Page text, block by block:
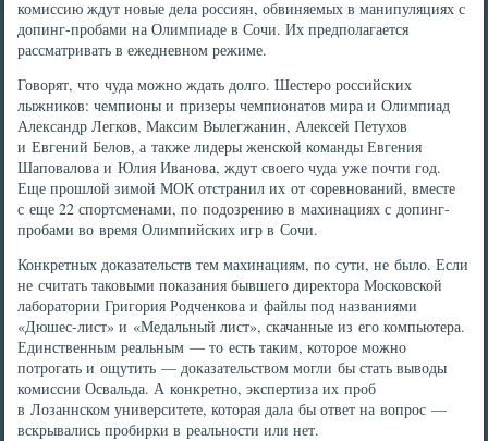
комиссию ждут новые дела россиян, обвиняемых в манипуляциях с
допинг-пробами на Олимпиаде в Сочи. Их предполагается
рассматривать в ежедневном режиме.
Говорят, что чуда можно ждать долго. Шестеро российских
лыжников: чемпионы и призеры чемпионатов мира и Олимпиад
Александр Легков, Максим Вылегжанин, Алексей Петухов
и Евгений Белов, а также лидеры женской команды Евгения
Шаповалова и Юлия Иванова, ждут своего чуда уже почти год.
Еще прошлой зимой МОК отстранил их от соревнований, вместе
с еще 22 спортсменами, по подозрению в махинациях с допинг-
пробами во время Олимпийских игр в Сочи.
Конкретных доказательств тем махинациям, по сути, не было. Если
не считать таковыми показания бывшего директора Московской
лаборатории Григория Родченкова и файлы под названиями
«Дюшес-лист» и «Медальный лист», скачанные из его компьютера.
Единственным реальным — то есть таким, которое можно
потрогать и ощутить — доказательством могли бы стать выводы
комиссии Освальда. А конкретно, экспертиза их проб
в Лозаннском университете, которая дала бы ответ на вопрос —
вскрывались пробирки в реальности или нет.